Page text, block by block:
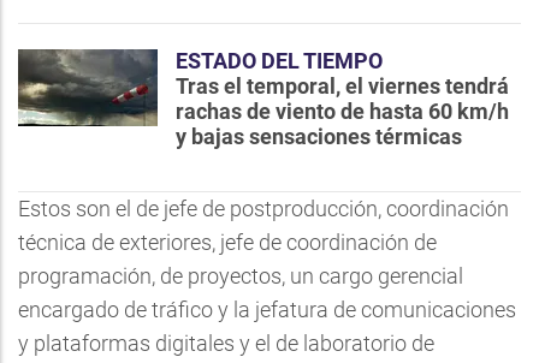
ESTADO DEL TIEMPO
Tras el temporal, el viernes tendrá
rachas de viento de hasta 60 km/h
y bajas sensaciones térmicas
Estos son el de jefe de postproducción, coordinación
técnica de exteriores, jefe de coordinación de
programación, de proyectos, un cargo gerencial
encargado de tráfico y la jefatura de comunicaciones
y plataformas digitales y el de laboratorio de